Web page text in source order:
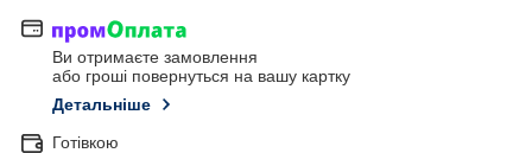
Ви отримаєте замовлення
або гроші повернуться на вашу картку
Детальніше
Готівкою